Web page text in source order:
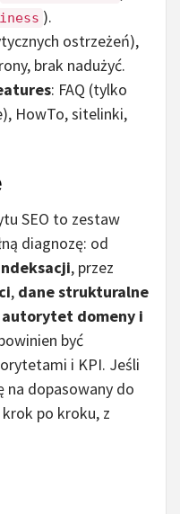
).
ostrzeżeń),
brak nadużyć.
: FAQ (tylko
HowTo, sitelinki,
SEO to zestaw
diagnozę: od
, przez
, dane strukturalne
autorytet domeny i
być
i KPI. Jeśli
na dopasowany do
po kroku, z